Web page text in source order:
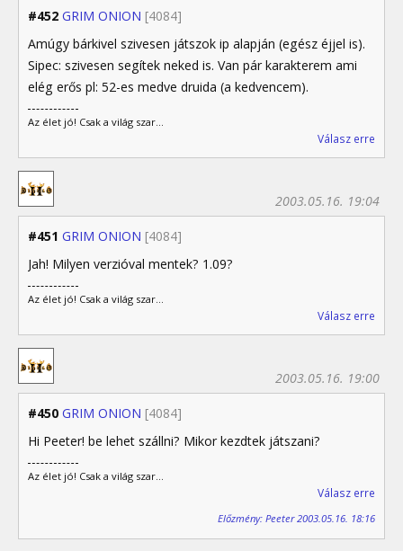
#452 GRIM ONION [4084]
Amúgy bárkivel szivesen játszok ip alapján (egész éjjel is).
Sipec: szivesen segítek neked is. Van pár karakterem ami
elég erős pl: 52-es medve druida (a kedvencem).
Az élet jó! Csak a világ szar...
Válasz erre
#451 GRIM ONION [4084]
2003.05.16. 19:04
Jah! Milyen verzióval mentek? 1.09?
Az élet jó! Csak a világ szar...
Válasz erre
#450 GRIM ONION [4084]
2003.05.16. 19:00
Hi Peeter! be lehet szállni? Mikor kezdtek játszani?
Az élet jó! Csak a világ szar...
Válasz erre
Előzmény: Peeter 2003.05.16. 18:16